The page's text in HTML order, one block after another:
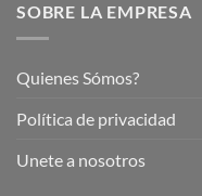
SOBRE LA EMPRESA
Quienes Sómos?
Política de privacidad
Unete a nosotros